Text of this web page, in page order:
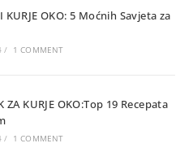
KURJE OKO: 5 Moćnih Savjeta za
/ 1 COMMENT
ZA KURJE OKO:Top 19 Recepata
/ 1 COMMENT